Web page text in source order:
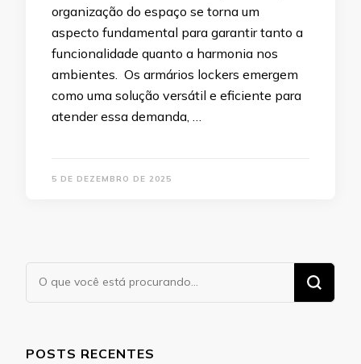
organização do espaço se torna um
aspecto fundamental para garantir tanto a
funcionalidade quanto a harmonia nos
ambientes. Os armários lockers emergem
como uma solução versátil e eficiente para
atender essa demanda, …
5 DE DEZEMBRO DE 2025
Procurando
algo?
POSTS RECENTES